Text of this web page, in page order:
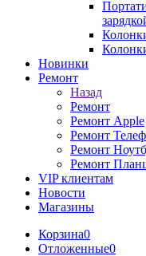
Новинки
Ремонт
Назад
Ремонт
Ремонт Apple
Ремонт
Ремонт
Ремонт
VIP клиентам
Новости
Магазины
Корзина0
Отложенные0